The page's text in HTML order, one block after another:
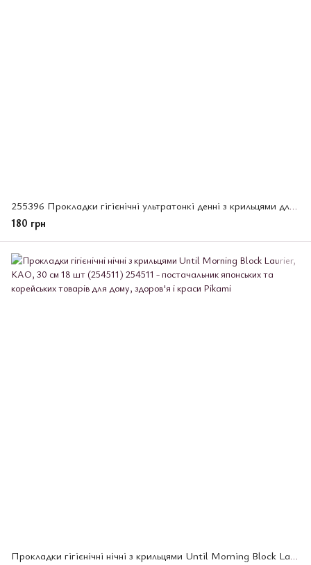
255396 Прокладки гігієнічні ультратонкі денні з крильцями для нормальних та рясних виділень, Slim G
180 грн
Прокладки гігієнічні нічні з крильцями Until Morning Block Laurier, KAO, 30 см 18 шт (254511)